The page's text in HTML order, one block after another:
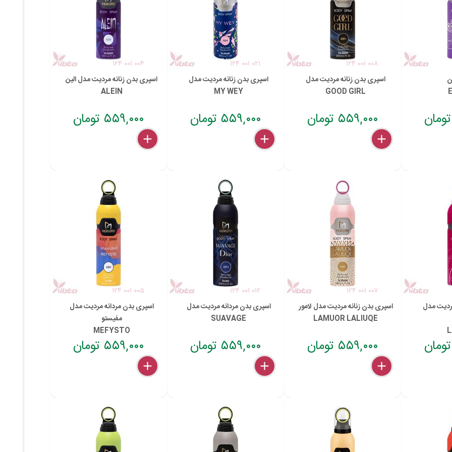
۱۲۴ ۰۰۱ ۰۰۸
اسپری بدن زنانه مردیت مدل
GOOD GIRL
۵۵۹,۰۰۰ تومان
delete
remove
add
۱۲۴ ۰۰۱ ۰۲۱
اسپری بدن زنانه مردیت مدل
MY WEY
۵۵۹,۰۰۰ تومان
delete
remove
add
۱۲۴ ۰۰۱ ۰۰۴
اسپری بدن زنانه مردیت مدل الین
ALEIN
۵۵۹,۰۰۰ تومان
delete
remove
add
مدل
۱۲۴ ۰۰۱ ۰۰۷
اسپری بدن زنانه مردیت مدل لامور
LAMUOR LALIUQE
۵۵۹,۰۰۰ تومان
delete
remove
add
۱۲۴ ۰۰۱ ۰۱۲
اسپری بدن مردانه مردیت مدل
SUAVAGE
۵۵۹,۰۰۰ تومان
delete
remove
add
۱۲۴ ۰۰۱ ۰۰۵
اسپری بدن مردانه مردیت مدل
مفیستو
MEFYSTO
۵۵۹,۰۰۰ تومان
delete
remove
add